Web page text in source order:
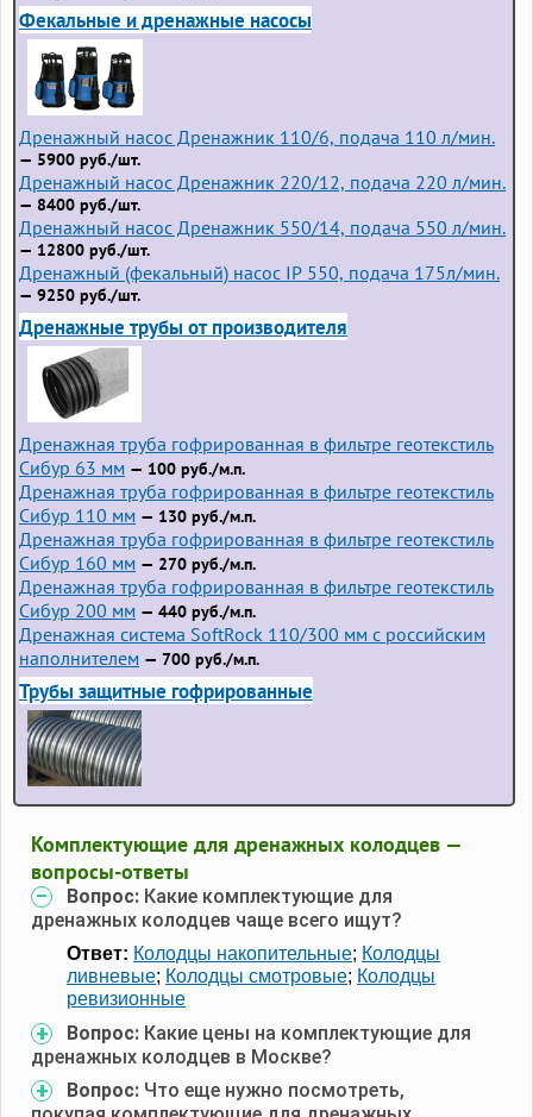
Фекальные и дренажные насосы
Дренажный насос Дренажник 110/6, подача 110 л/мин.
— 5900 руб./шт.
Дренажный насос Дренажник 220/12, подача 220 л/мин.
— 8400 руб./шт.
Дренажный насос Дренажник 550/14, подача 550 л/мин.
— 12800 руб./шт.
Дренажный (фекальный) насос IP 550, подача 175л/мин.
— 9250 руб./шт.
Дренажные трубы от производителя
Дренажная труба гофрированная в фильтре геотекстиль
Сибур 63 мм — 100 руб./м.п.
Дренажная труба гофрированная в фильтре геотекстиль
Сибур 110 мм — 130 руб./м.п.
Дренажная труба гофрированная в фильтре геотекстиль
Сибур 160 мм — 270 руб./м.п.
Дренажная труба гофрированная в фильтре геотекстиль
Сибур 200 мм — 440 руб./м.п.
Дренажная система SoftRock 110/300 мм с российским
наполнителем — 700 руб./м.п.
Трубы защитные гофрированные
Комплектующие для дренажных колодцев —
вопросы-ответы
Вопрос: Какие комплектующие для
дренажных колодцев чаще всего ищут?
Ответ: Колодцы накопительные; Колодцы
ливневые; Колодцы смотровые; Колодцы
ревизионные
Вопрос: Какие цены на комплектующие для
дренажных колодцев в Москве?
Вопрос: Что еще нужно посмотреть,